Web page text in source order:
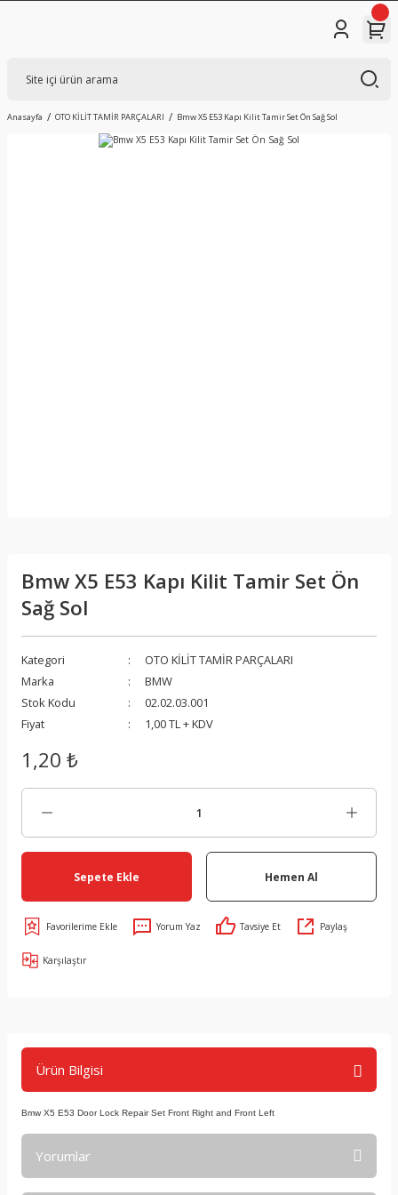
Anasayfa OTO KİLİT TAMİR PARÇALARI Bmw X5 E53 Kapı Kilit Tamir Set Ön Sağ Sol
Bmw X5 E53 Kapı Kilit Tamir Set Ön
Sağ Sol
Kategori
OTO KİLİT TAMİR PARÇALARI
Marka
BMW
Stok Kodu
02.02.03.001
Fiyat
1,00 TL + KDV
1,20 ₺
Sepete Ekle Hemen Al
Yorum Yaz Tavsiye Et Paylaş
Karşılaştır
Ürün Bilgisi
Bmw X5 E53 Door Lock Repair Set Front Right and Front Left
Yorumlar